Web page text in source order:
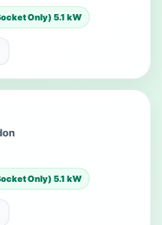
Only) 5.1 kW
Only) 5.1 kW